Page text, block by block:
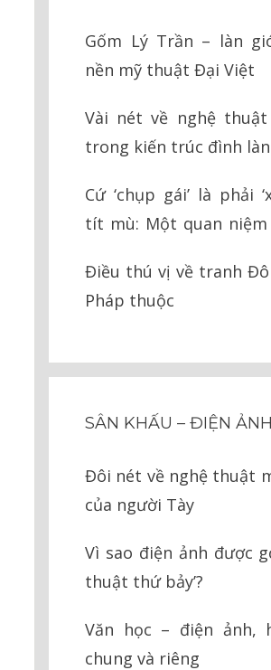
Gốm Lý Trần – làn
nền mỹ thuật Đại Việt
Vài nét về nghệ thuật
trong kiến trúc đình
Cứ ‘chụp gái’ là phải
tít mù: Một quan niệm
Điều thú vị về tranh
Pháp thuộc
SÂN KHẤU – ĐIỆN ẢNH
Đôi nét về nghệ thuật
của người Tày
Vì sao điện ảnh được
thuật thứ bảy’?
Văn học – điện ảnh,
chung và riêng